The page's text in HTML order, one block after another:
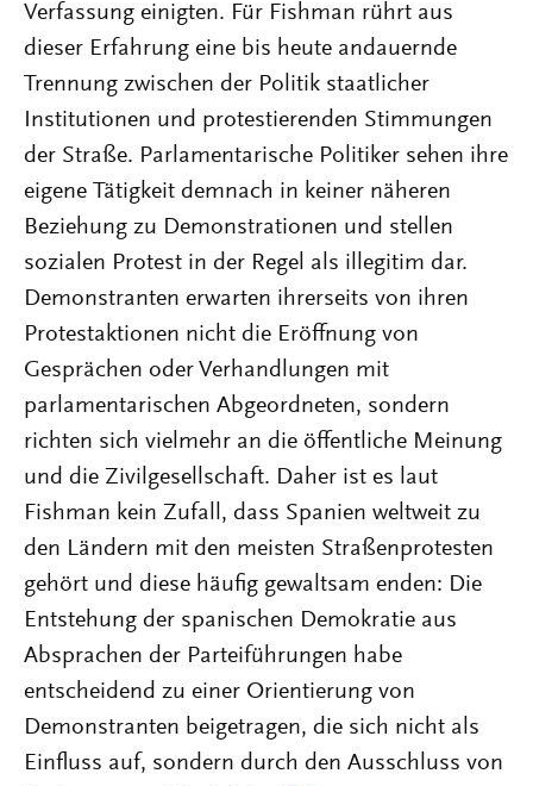
Verfassung einigten. Für Fishman rührt aus
dieser Erfahrung eine bis heute andauernde
Trennung zwischen der Politik staatlicher
Institutionen und protestierenden Stimmungen
der Straße. Parlamentarische Politiker sehen ihre
eigene Tätigkeit demnach in keiner näheren
Beziehung zu Demonstrationen und stellen
sozialen Protest in der Regel als illegitim dar.
Demonstranten erwarten ihrerseits von ihren
Protestaktionen nicht die Eröffnung von
Gesprächen oder Verhandlungen mit
parlamentarischen Abgeordneten, sondern
richten sich vielmehr an die öffentliche Meinung
und die Zivilgesellschaft. Daher ist es laut
Fishman kein Zufall, dass Spanien weltweit zu
den Ländern mit den meisten Straßenprotesten
gehört und diese häufig gewaltsam enden: Die
Entstehung der spanischen Demokratie aus
Absprachen der Parteiführungen habe
entscheidend zu einer Orientierung von
Demonstranten beigetragen, die sich nicht als
Einfluss auf, sondern durch den Ausschluss von